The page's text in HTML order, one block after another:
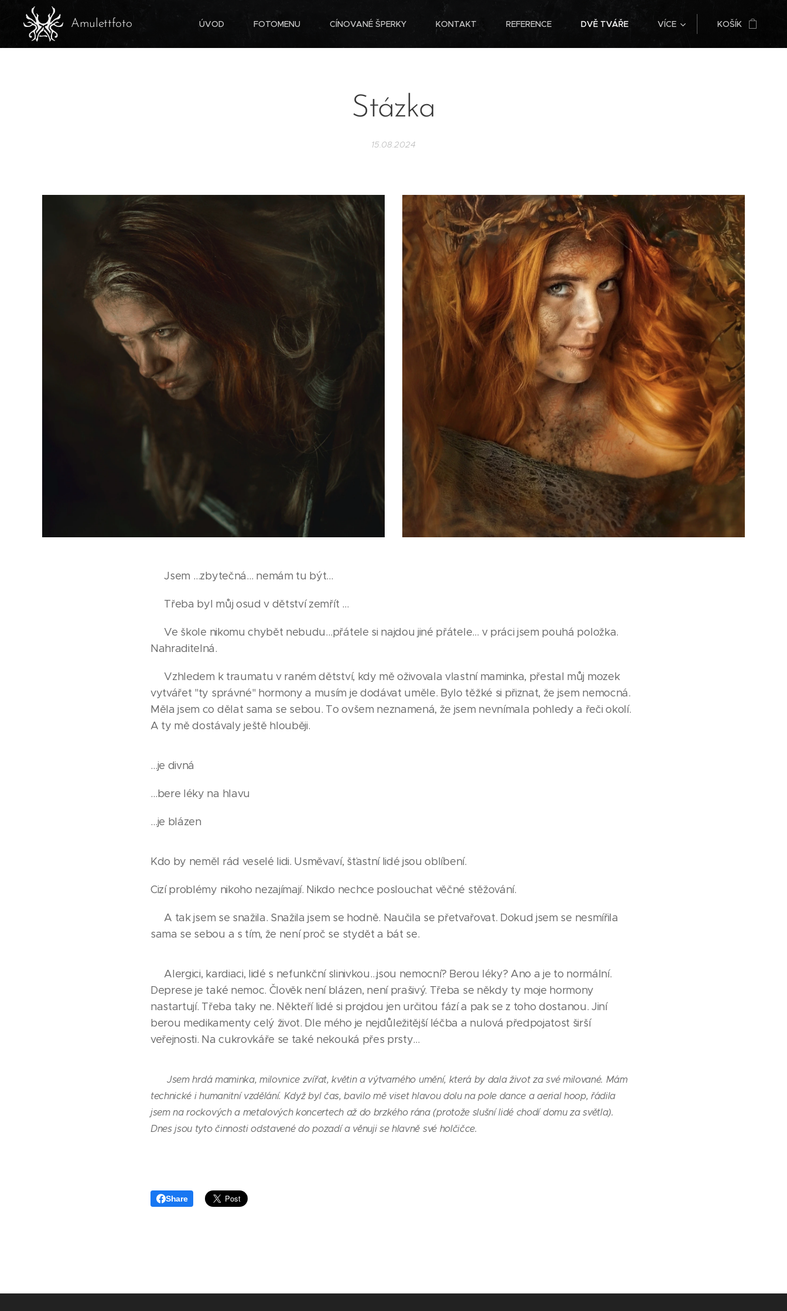
Amulettfoto ÚVOD FOTOMENU CÍNOVANÉ ŠPERKY KONTAKT REFERENCE DVĚ TVÁŘE VÍCE KOŠÍK
Stázka
15.08.2024
Jsem …zbytečná… nemám tu být…
Třeba byl můj osud v dětství zemřít …
Ve škole nikomu chybět nebudu…přátele si najdou jiné přátele… v práci jsem pouhá položka.
Nahraditelná.
Vzhledem k traumatu v raném dětství, kdy mě oživovala vlastní maminka, přestal můj mozek
vytvářet "ty správné" hormony a musím je dodávat uměle. Bylo těžké si přiznat, že jsem nemocná.
Měla jsem co dělat sama se sebou. To ovšem neznamená, že jsem nevnímala pohledy a řeči okolí.
A ty mě dostávaly ještě hlouběji.
…je divná
…bere léky na hlavu
…je blázen
Kdo by neměl rád veselé lidi. Usměvaví, šťastní lidé jsou oblíbení.
Cizí problémy nikoho nezajímají. Nikdo nechce poslouchat věčné stěžování.
A tak jsem se snažila. Snažila jsem se hodně. Naučila se přetvařovat. Dokud jsem se nesmířila
sama se sebou a s tím, že není proč se stydět a bát se.
Alergici, kardiaci, lidé s nefunkční slinivkou…jsou nemocní? Berou léky? Ano a je to normální.
Deprese je také nemoc. Člověk není blázen, není prašivý. Třeba se někdy ty moje hormony
nastartují. Třeba taky ne. Někteří lidé si projdou jen určitou fází a pak se z toho dostanou. Jiní
berou medikamenty celý život. Dle mého je nejdůležitější léčba a nulová předpojatost širší
veřejnosti. Na cukrovkáře se také nekouká přes prsty…
Jsem hrdá maminka, milovnice zvířat, květin a výtvarného umění, která by dala život za své milované. Mám
technické i humanitní vzdělání. Když byl čas, bavilo mě viset hlavou dolu na pole dance a aerial hoop, řádila
jsem na rockových a metalových koncertech až do brzkého rána (protože slušní lidé chodí domu za světla).
Dnes jsou tyto činnosti odstavené do pozadí a věnuji se hlavně své holčičce.
Share